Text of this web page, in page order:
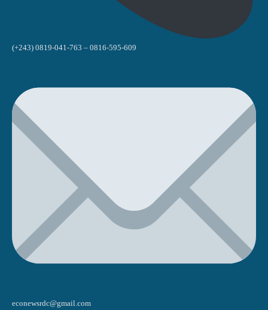
(+243) 0819-041-763 – 0816-595-609
econewsrdc@gmail.com